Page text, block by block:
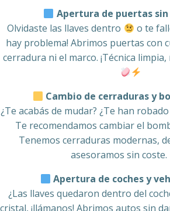
Apertura de puertas
Olvidaste las llaves dentro
o te
hay problema! Abrimos puertas con
cerradura ni el marco. ¡Técnica
Cambio de cerraduras y
¿Te acabás de mudar? ¿Te han
Te recomendamos cambiar el
Tenemos cerraduras modernas,
asesoramos sin coste.
Apertura de coches y
¿Las llaves quedaron dentro del
cristal, ¡llámanos! Abrimos autos sin